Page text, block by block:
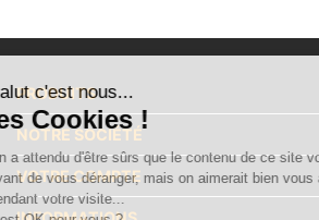
PRODUITS
NOTRE SOCIÉTÉ
VOTRE COMPTE
Salut c'est nous...
les Cookies !
On a attendu d'être sûrs que le contenu de ce
avant de vous déranger, mais on aimerait bien
pendant votre visite...